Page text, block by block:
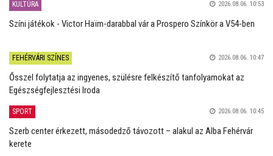
KULTÚRA 2026.08.06. 10:53
Színi játékok - Victor Haïm-darabbal vár a Prospero Színkör a V54-ben
FEHÉRVÁRI SZÍNES 2026.08.06. 10:47
Ősszel folytatja az ingyenes, szülésre felkészítő tanfolyamokat az
Egészségfejlesztési Iroda
SPORT 2026.08.06. 10:45
Szerb center érkezett, másodedző távozott – alakul az Alba Fehérvár
kerete